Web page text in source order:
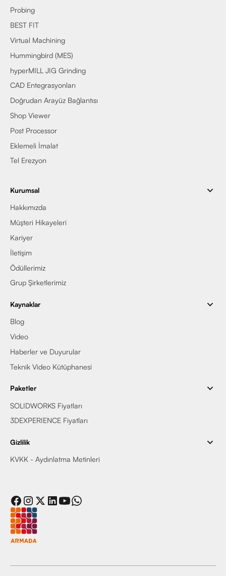
Probing
BEST FIT
Virtual Machining
Hummingbird (MES)
hyperMILL JIG Grinding
CAD Entegrasyonları
Doğrudan Arayüz Bağlantısı
Shop Viewer
Post Processor
Eklemeli İmalat
Tel Erezyon
Kurumsal
Hakkımızda
Müşteri Hikayeleri
Kariyer
İletişim
Ödüllerimiz
Grup Şirketlerimiz
Kaynaklar
Blog
Video
Haberler ve Duyurular
Teknik Video Kütüphanesi
Paketler
SOLIDWORKS Fiyatları
3DEXPERIENCE Fiyatları
Gizlilik
KVKK - Aydınlatma Metinleri